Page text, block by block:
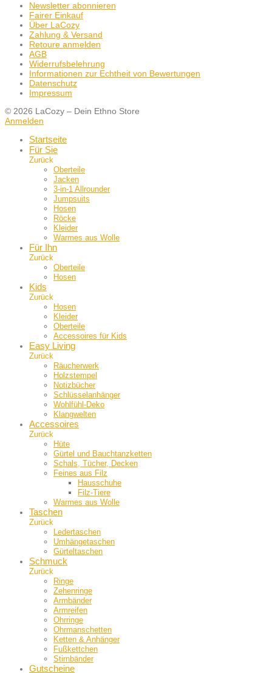
Newsletter abonnieren
Fairer Einkauf
Über LaCozy
Zahlung & Versand
Retoure anmelden
AGB
Widerrufsbelehrung
Informationen zur Echtheit von Bewertungen
Datenschutz
Impressum
© 2026 LaCozy – Dein Ethno Store
Anmelden
Startseite
Für Sie
Zurück
Oberteile
Jacken
3-in-1 Allrounder
Jumpsuits
Hosen
Röcke
Kleider
Warmes aus Wolle
Für Ihn
Zurück
Oberteile
Hosen
Kids
Zurück
Hosen
Kleider
Oberteile
Accessoires für Kids
Easy Living
Zurück
Räucherwerk
Holzstempel
Notizbücher
Schlüsselanhänger
Wohlfühl-Deko
Klangwelten
Accessoires
Zurück
Hüte
Gürtel und Bauch­tanzketten
Schals, Tücher, Decken
Feines aus Filz
Hausschuhe
Filz-Tiere
Warmes aus Wolle
Taschen
Zurück
Ledertaschen
Umhängetaschen
Gürteltaschen
Schmuck
Zurück
Ringe
Zehenringe
Armbänder
Armreifen
Ohrringe
Ohrmanschetten
Ketten & Anhänger
Fußkettchen
Stirnbänder
Gutscheine